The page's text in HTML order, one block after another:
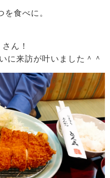
食べに。
ん！
に来訪が叶いました＾＾